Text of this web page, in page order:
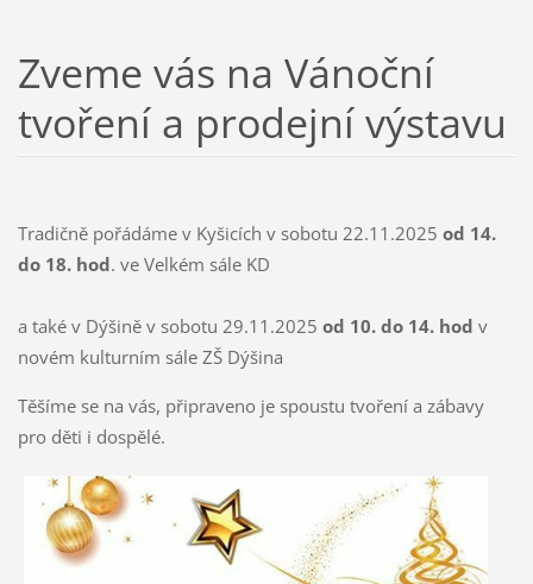
Zveme vás na Vánoční
tvoření a prodejní výstavu
Tradičně pořádáme v Kyšicích v sobotu 22.11.2025 od 14.
do 18. hod. ve Velkém sále KD
a také v Dýšině v sobotu 29.11.2025 od 10. do 14. hod v
novém kulturním sále ZŠ Dýšina
Těšíme se na vás, připraveno je spoustu tvoření a zábavy
pro děti i dospělé.